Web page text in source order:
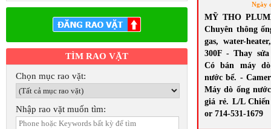
TÌM RAO VẶT
Chọn mục rao vặt:
Nhập rao vặt muốn tìm:
Ngày
MỸ THO
Chuyên thông
gas, water-
300F - Thay
Có bán máy
nước bể. -
Máy dò ống
giá rẻ. L/L Chiến
or 714-531-1679